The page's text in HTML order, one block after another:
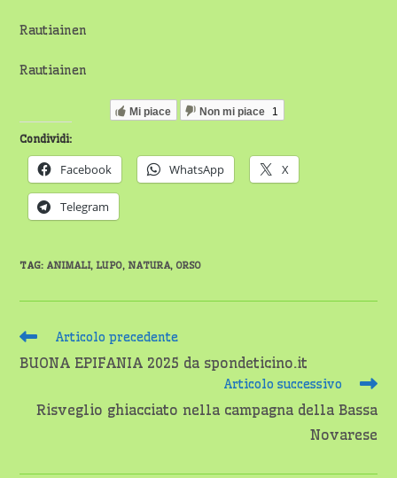
Rautiainen
Rautiainen
Mi piace Non mi piace 1
Condividi:
Facebook WhatsApp X
Telegram
TAG: ANIMALI, LUPO, NATURA, ORSO
Leggi
articoli
Articolo precedente
BUONA EPIFANIA 2025 da spondeticino.it
Articolo successivo
Risveglio ghiacciato nella campagna della Bassa
Novarese